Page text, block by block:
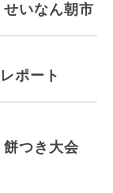
いなん朝市
ポート
つき大会